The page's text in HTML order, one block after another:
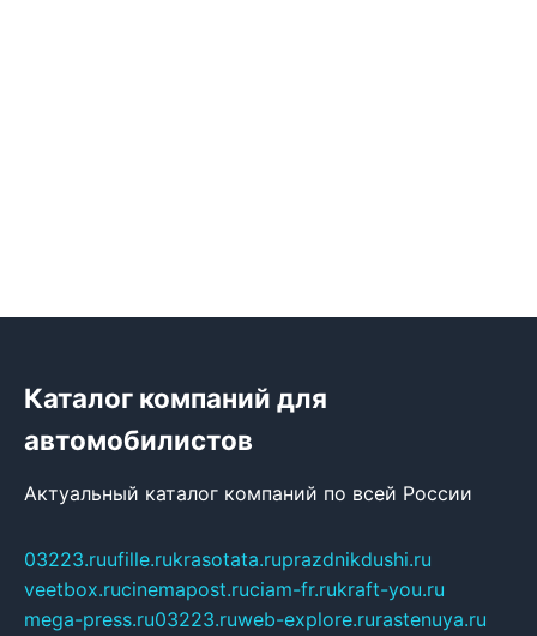
Каталог компаний для
автомобилистов
Актуальный каталог компаний по всей России
03223.ruufille.rukrasotata.ruprazdnikdushi.ru
veetbox.rucinemapost.ruciam-fr.rukraft-you.ru
mega-press.ru03223.ruweb-explore.rurastenuya.ru